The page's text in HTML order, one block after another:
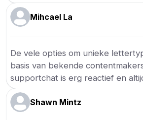
Mihcael La
De vele opties om unieke
basis van bekende
supportchat is erg reactief en
Shawn Mintz